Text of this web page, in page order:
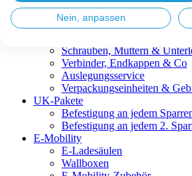
Metalldachplatten
Modulklemmen
Schrauben, Muttern &
Verbinder, Endkappen & Co
Auslegungsservice
Verpackungseinheiten &
UK-Pakete
Befestigung an jedem
Befestigung an jedem 2.
E-Mobility
E-Ladesäulen
Wallboxen
Nein, anpassen